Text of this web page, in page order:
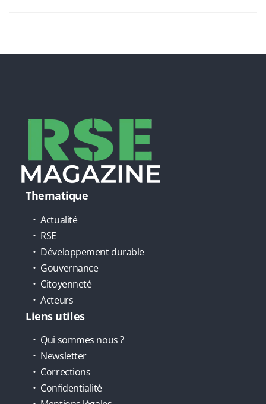
Thematique
Actualité
RSE
Développement durable
Gouvernance
Citoyenneté
Acteurs
Liens utiles
Qui sommes nous ?
Newsletter
Corrections
Confidentialité